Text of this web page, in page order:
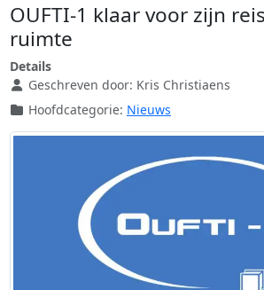
OUFTI-1 klaar voor zijn
ruimte
Details
Geschreven door: Kris Christiaens
Hoofdcategorie: Nieuws